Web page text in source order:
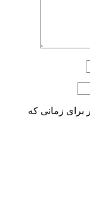
برای زمانی که